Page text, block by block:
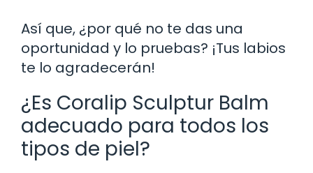
Así que, ¿por qué no te das una
oportunidad y lo pruebas? ¡Tus labios
te lo agradecerán!
¿Es Coralip Sculptur Balm
adecuado para todos los
tipos de piel?